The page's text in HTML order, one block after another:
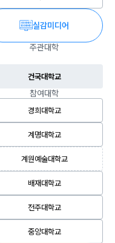
실감미디어
주관대학
건국대학교
참여대학
경희대학교
계명대학교
계원예술대학교
배재대학교
전주대학교
중앙대학교